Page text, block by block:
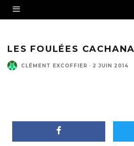
LES FOULÉES
CLÉMENT EXCOFFIER · 2 JUIN 2014